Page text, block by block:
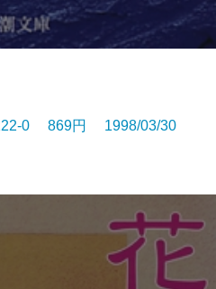
0 869円 1998/03/30